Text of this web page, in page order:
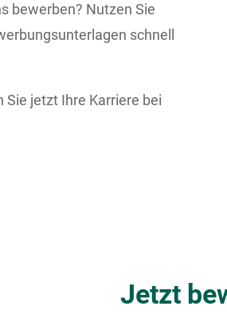
bewerben? Nutzen Sie
schnell
jetzt Ihre Karriere bei
Jetzt